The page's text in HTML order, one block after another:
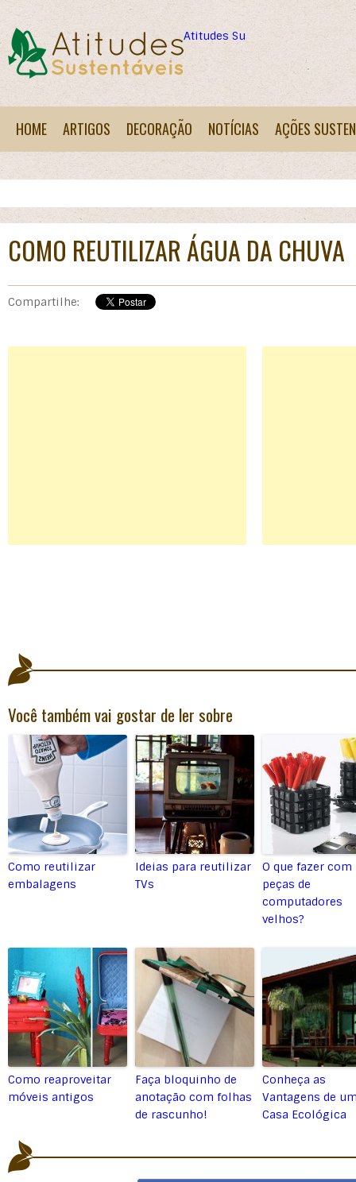
Atitudes Sustentáveis
HOME ARTIGOS DECORAÇÃO NOTÍCIAS AÇÕES
COMO REUTILIZAR ÁGUA DA CHUVA
Compartilhe:
Você também vai gostar de ler sobre
Como reutilizar
embalagens
Ideias para reutilizar
TVs
O que fazer com
peças de
computadores
velhos?
Como reaproveitar
móveis antigos
Faça bloquinho de
anotação com folhas
de rascunho!
Conheça as
Vantagens de
Casa Ecológica